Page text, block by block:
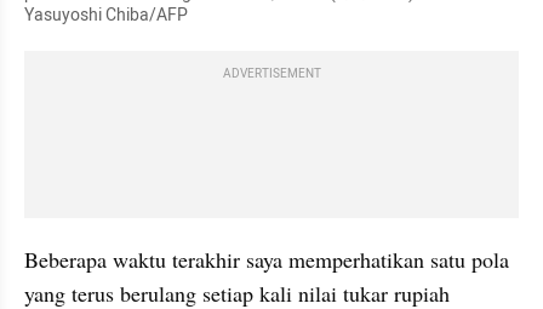
Yasuyoshi Chiba/AFP
ADVERTISEMENT
Beberapa waktu terakhir saya memperhatikan satu pola
yang terus berulang setiap kali nilai tukar rupiah